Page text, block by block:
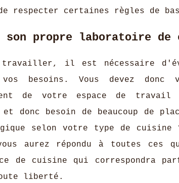
respecter certaines règles de
son propre laboratoire de
il est nécessaire
besoins. Vous devez donc
de votre espace de
donc besoin de beaucoup de
selon votre type de cuisine
aurez répondu à toutes ces
de cuisine qui correspondra
liberté.